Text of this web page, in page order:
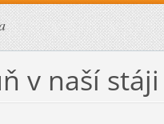
v naší stáji